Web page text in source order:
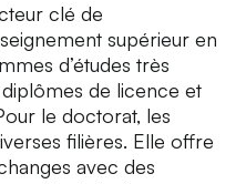
clé de
supérieur en
d’études très
de licence et
le doctorat, les
filières. Elle offre
avec des